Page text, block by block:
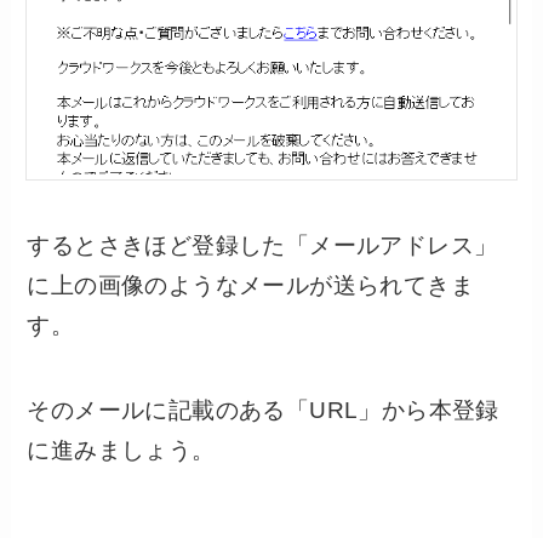
するとさきほど登録した「メールアドレス」
に上の画像のようなメールが送られてきま
す。
そのメールに記載のある「URL」から本登録
に進みましょう。